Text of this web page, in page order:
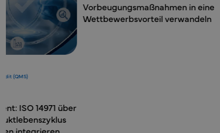
Qualität, Compliance und Audit (QMS)
Vorbeugungsmaßnahmen in einen
Wettbewerbsvorteil verwandeln
Vigilanz bei
strategischer